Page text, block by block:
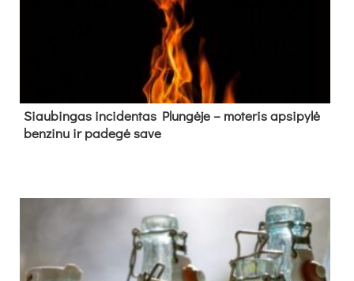
Siau­bin­gas in­ci­den­tas Plun­gė­je – mo­te­ris ap­si­py­lė
ben­zi­nu ir pa­de­gė sa­ve